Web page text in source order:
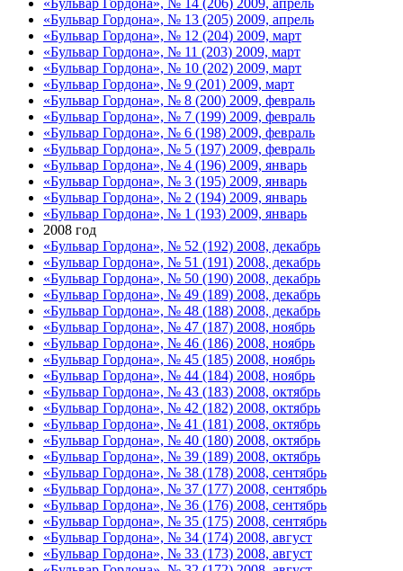
«Бульвар Гордона», № 13 (205) 2009, апрель
«Бульвар Гордона», № 12 (204) 2009, март
«Бульвар Гордона», № 11 (203) 2009, март
«Бульвар Гордона», № 10 (202) 2009, март
«Бульвар Гордона», № 9 (201) 2009, март
«Бульвар Гордона», № 8 (200) 2009, февраль
«Бульвар Гордона», № 7 (199) 2009, февраль
«Бульвар Гордона», № 6 (198) 2009, февраль
«Бульвар Гордона», № 5 (197) 2009, февраль
«Бульвар Гордона», № 4 (196) 2009, январь
«Бульвар Гордона», № 3 (195) 2009, январь
«Бульвар Гордона», № 2 (194) 2009, январь
«Бульвар Гордона», № 1 (193) 2009, январь
2008 год
«Бульвар Гордона», № 52 (192) 2008, декабрь
«Бульвар Гордона», № 51 (191) 2008, декабрь
«Бульвар Гордона», № 50 (190) 2008, декабрь
«Бульвар Гордона», № 49 (189) 2008, декабрь
«Бульвар Гордона», № 48 (188) 2008, декабрь
«Бульвар Гордона», № 47 (187) 2008, ноябрь
«Бульвар Гордона», № 46 (186) 2008, ноябрь
«Бульвар Гордона», № 45 (185) 2008, ноябрь
«Бульвар Гордона», № 44 (184) 2008, ноябрь
«Бульвар Гордона», № 43 (183) 2008, октябрь
«Бульвар Гордона», № 42 (182) 2008, октябрь
«Бульвар Гордона», № 41 (181) 2008, октябрь
«Бульвар Гордона», № 40 (180) 2008, октябрь
«Бульвар Гордона», № 39 (189) 2008, октябрь
«Бульвар Гордона», № 38 (178) 2008, сентябрь
«Бульвар Гордона», № 37 (177) 2008, сентябрь
«Бульвар Гордона», № 36 (176) 2008, сентябрь
«Бульвар Гордона», № 35 (175) 2008, сентябрь
«Бульвар Гордона», № 34 (174) 2008, август
«Бульвар Гордона», № 33 (173) 2008, август